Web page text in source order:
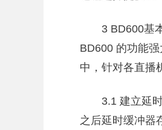
3 BD600基
BD600 的功能
中，针对各直播
3.1 建立延
之后延时缓冲器